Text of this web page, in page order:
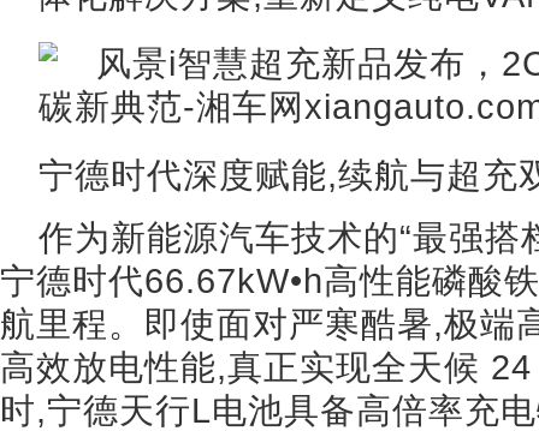
宁德时代深度赋能,续航与超充
作为新能源汽车技术的“最强搭
宁德时代66.67kW•h高性能磷酸
航里程。即使面对严寒酷暑,极端
高效放电性能,真正实现全天候
时,宁德天行L电池具备高倍率充